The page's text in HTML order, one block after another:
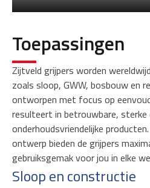
Toepassingen
Zijtveld grijpers worden
zoals sloop, GWW, bosbouw en
ontworpen met focus op
resulteert in betrouwbare, sterke
onderhoudsvriendelijke
ontwerp bieden de grijpers
gebruiksgemak voor jou in elke
Sloop en constructie